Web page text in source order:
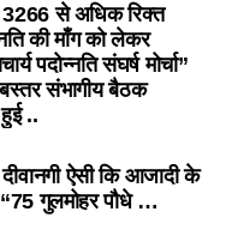
3266 से अधिक रिक्त
की माँग को लेकर
पदोन्नति संघर्ष मोर्चा”
संभागीय बैठक
..
ऐसी कि आजादी के
गुलमोहर पौधे …